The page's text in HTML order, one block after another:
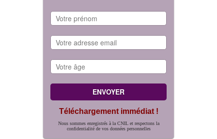
Téléchargement immédiat !
Nous sommes enregistrés à la CNIL et respectons la
confidentialité de vos données personnelles